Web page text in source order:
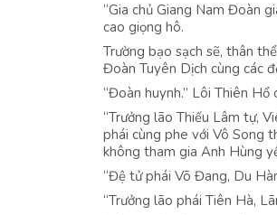
“Gia chủ Giang Nam Đoàn
cao giọng hô.
Trường bạo sạch sẽ, thân
Đoàn Tuyên Dịch cùng các
“Đoàn huynh.” Lôi Thiên Hổ
“Trưởng lão Thiếu Lâm tự,
phái cùng phe với Vô Song
không tham gia Anh Hùng
“Đệ tử phái Võ Đang, Du
“Trưởng lão phái Tiên Hà,